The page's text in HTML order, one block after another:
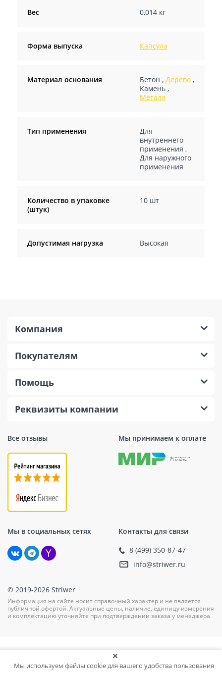
Вес 0,014 кг
Форма выпуска Капсула
Материал основания Бетон , Дерево,
Камень,
Металл
Тип применения
Для
внутреннего
применения ,
Для наружного
применения
Количество в упаковке
(штук)
10 шт
Допустимая нагрузка Высокая
Все отзывы Мы принимаем к оплате
Мы в социальных сетях Контакты для связи
8 (499) 350-87-47
info@striwer.ru
Компания
Покупателям
Помощь
Реквизиты компании
© 2019-2026 Striwer
Информация на сайте носит справочный характер и не является
публичной офертой. Актуальные цены, наличие, единицу измерения
и комплектацию уточняйте при подтверждении заказа у менеджера.
Мы используем файлы cookie для вашего удобства пользования